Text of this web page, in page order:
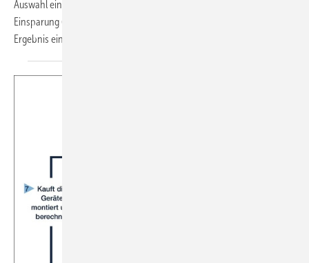
Auswahl eines neuen Heizungssystems sind die Höhe der Heizkosten-
Einsparung (87 %) und die Umweltfreundlichkeit (83 %). Dies ist ein
Ergebnis einer ­repräsentativen